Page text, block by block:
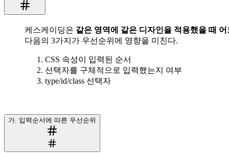
케스케이딩은 같은 영역에 같은 디자인을 적용했을 때
다음의 3가지가 우선순위에 영향을 미친다.
CSS 속성이 입력된 순서
선택자를 구체적으로 입력했는지 여부
type/id/class 선택자
가. 입력순서에 따른 우선순위